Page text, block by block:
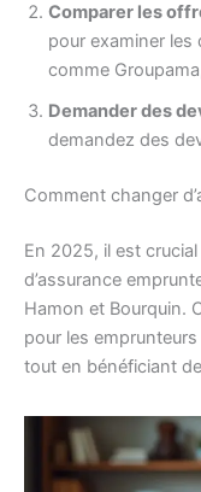
Comparer les
pour examiner
comme
Demander des
demandez des
Comment changer
En 2025, il est
d’assurance
Hamon et Bourquin.
pour les
tout en bénéficiant